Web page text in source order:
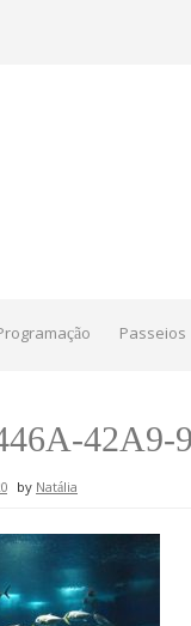
42A9-
byNatália